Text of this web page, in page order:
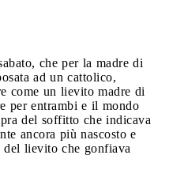
che per la madre di
ad un cattolico,
come un lievito madre di
per entrambi e il mondo
del soffitto che indicava
ancora più nascosto e
del lievito che gonfiava